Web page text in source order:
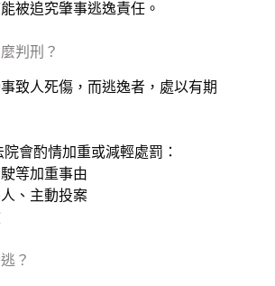
被追究肇事逃逸責任。
判刑？
致人死傷，而逃逸者，處以有期
會酌情加重或減輕處罰：
等加重事由
、主動投案
？